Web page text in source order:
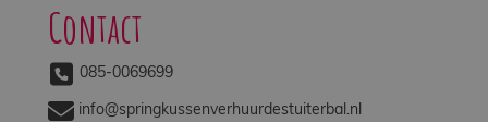
Contact
085-0069699
info@springkussenverhuurdestuiterbal.nl